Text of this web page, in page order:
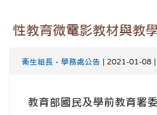
性教育微電影教材與教
衛生組長 - 學務處公告 | 2021-01-08
教育部國民及學前教育署